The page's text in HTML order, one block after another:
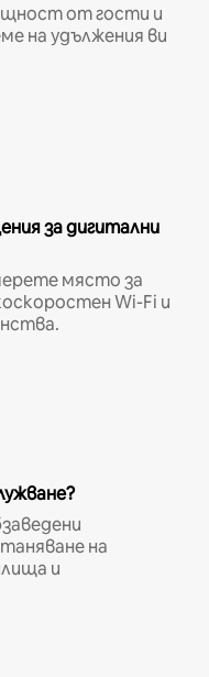
от гости и
на удължения ви
за дигитални
място за
Wi-Fi и
на
и